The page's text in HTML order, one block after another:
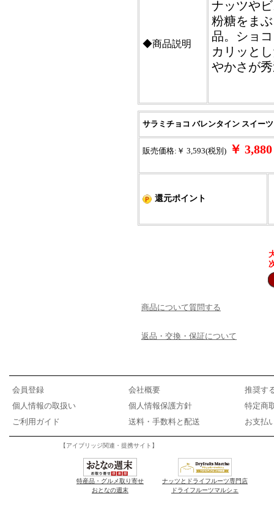
◆商品説明
ナッツや
粉糖をま
品。ショ
カリッと
やかさが
サラミチョコ バレンタイン スイー
販売価格:￥ 3,593(税別) ￥
還元ポイント
商品について質問する
返品・交換・保証について
会員登録 会社概要
推奨す
個人情報の取扱い
個人情報保護方針
特定商
ご利用ガイド
送料・手数料と配送 お支払
【アイブリッジ関連・提携サイト】
特産品・グルメ取り寄せ
おとなの週末
ナッツとドライフルーツ専門店
ドライフルーツマルシェ